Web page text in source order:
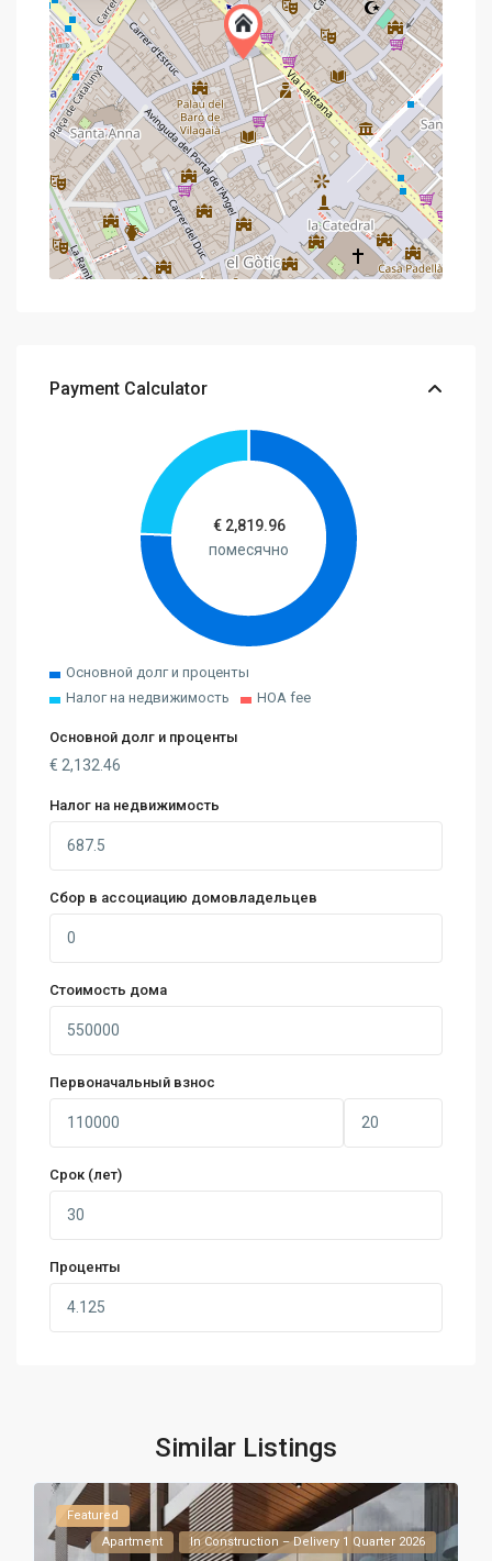
Payment Calculator
€ 2,819.96
помесячно
Основной долг и проценты
Налог на недвижимость
HOA fee
Основной долг и проценты
€2,132.46
Налог на недвижимость
Сбор в ассоциацию домовладельцев
Стоимость дома
Первоначальный взнос
Срок (лет)
Проценты
Similar Listings
Featured
Apartment
In Construction – Delivery 1 Quarter 2026